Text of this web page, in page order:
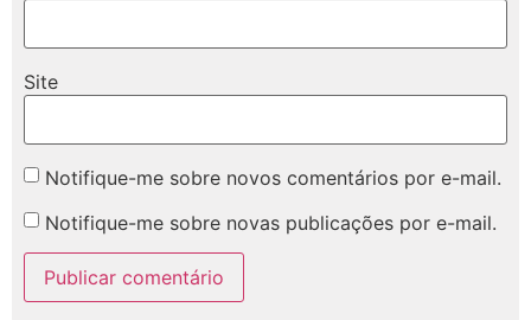
Site
Notifique-me sobre novos comentários por e-mail.
Notifique-me sobre novas publicações por e-mail.